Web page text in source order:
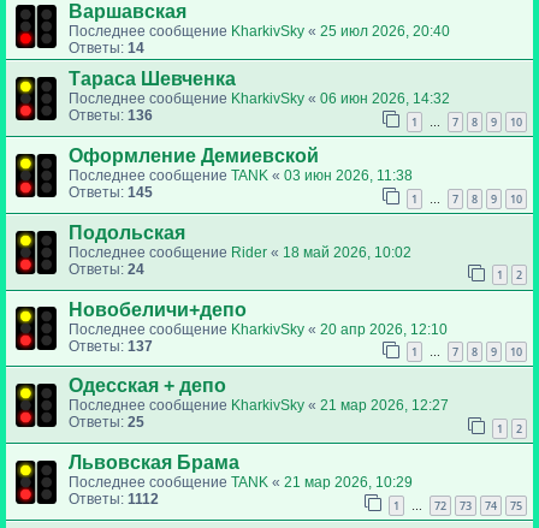
Варшавская
Последнее сообщение KharkivSky « 25 июл 2026, 20:40
Ответы: 14
Тараса Шевченка
Последнее сообщение KharkivSky « 06 июн 2026, 14:32
Ответы: 136 1 … 7 8 9 10
Оформление Демиевской
Последнее сообщение TANK « 03 июн 2026, 11:38
Ответы: 145 1 7 8 9 10
Подольская
Последнее сообщение Rider « 18 май 2026, 10:02
Ответы: 24 1 2
Новобеличи+депо
Последнее сообщение KharkivSky « 20 апр 2026, 12:10
Ответы: 137 1 … 7 8 9 10
Одесская + депо
Последнее сообщение KharkivSky « 21 мар 2026, 12:27
Ответы: 25 1 2
Львовская Брама
Последнее сообщение TANK « 21 мар 2026, 10:29
Ответы: 1112 1 … 72 73 74 75